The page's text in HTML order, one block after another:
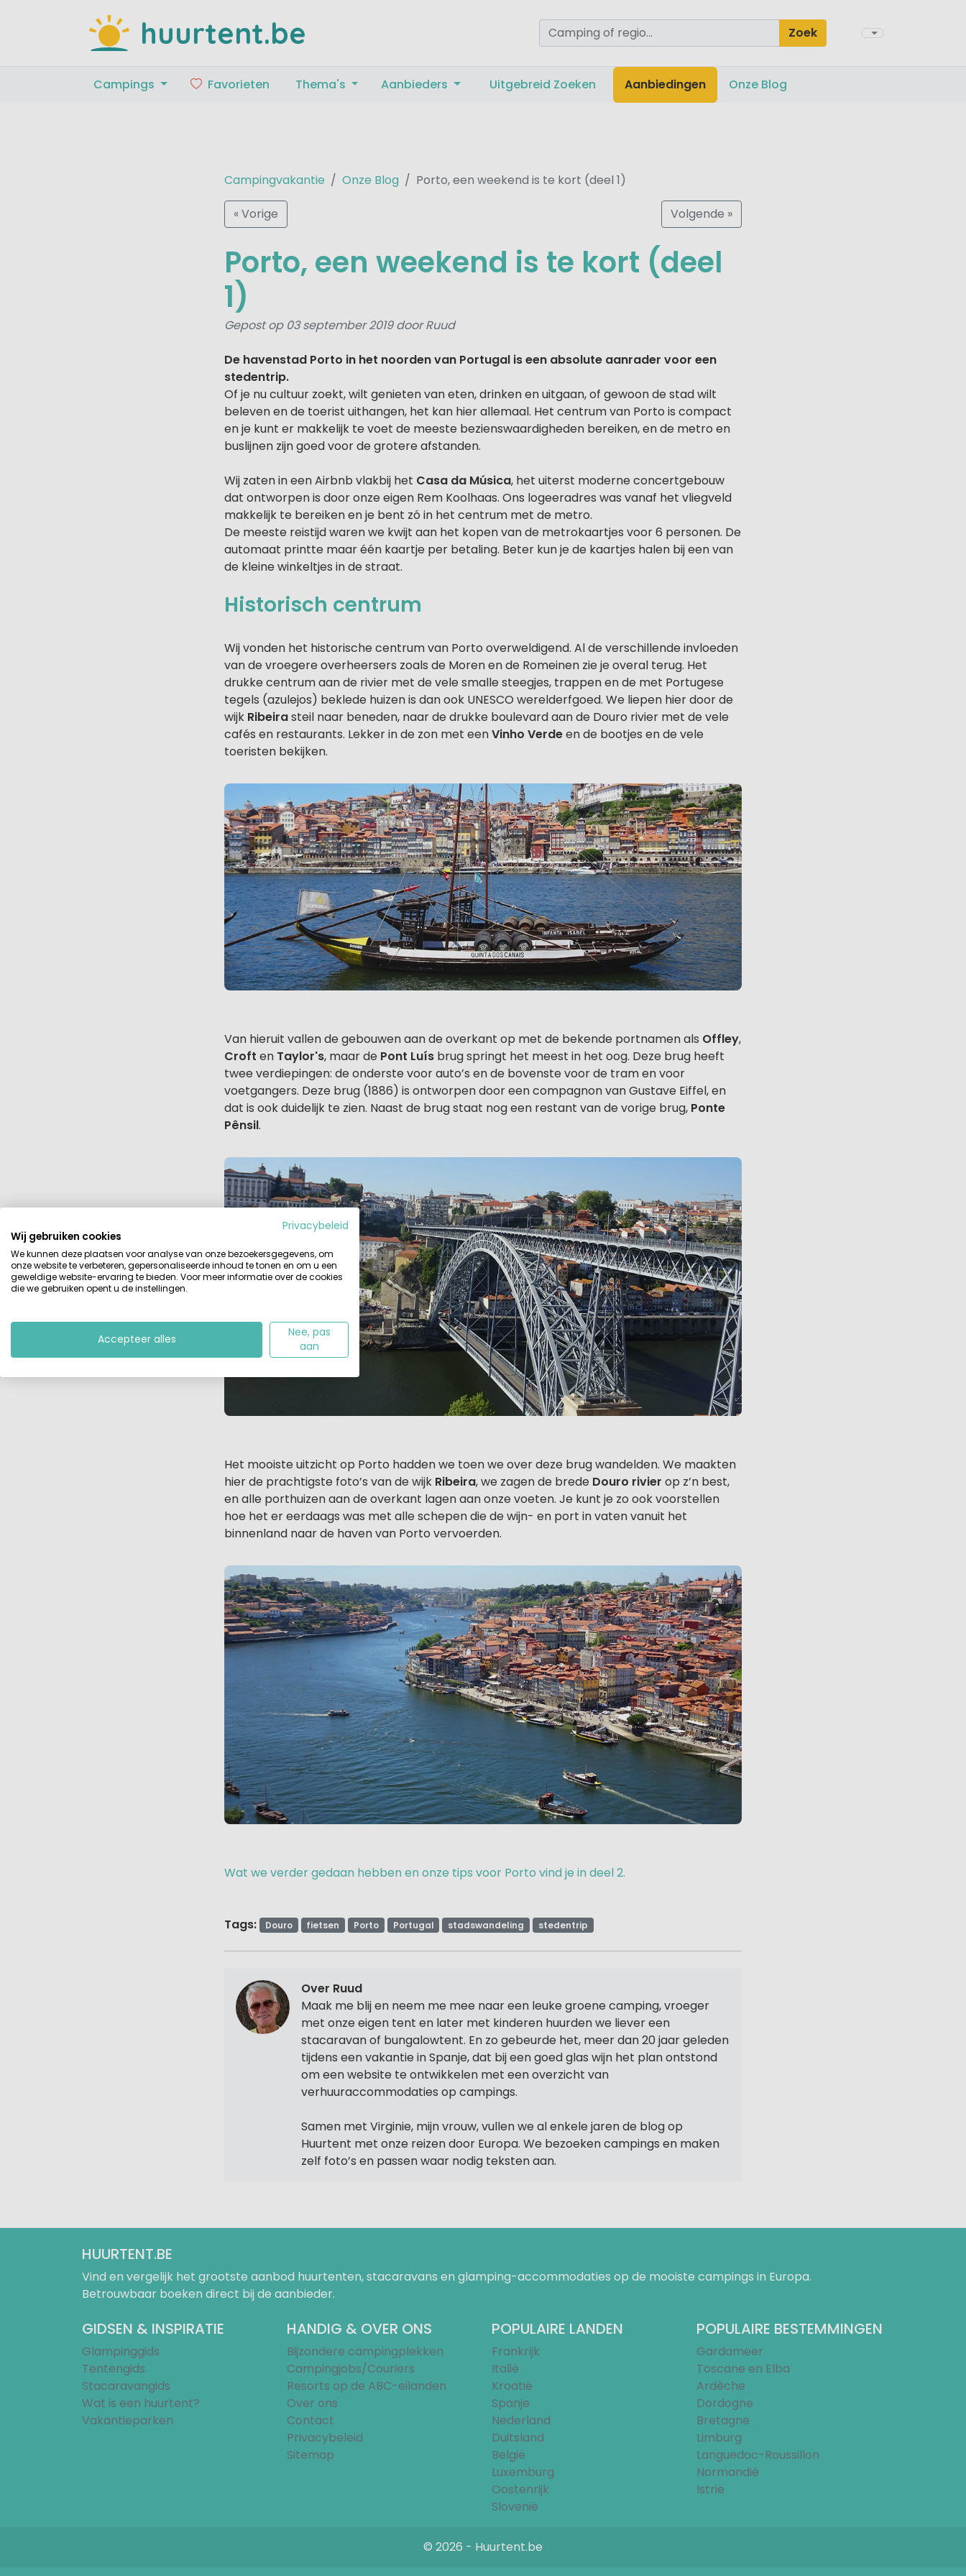
huurtent.be Zoek
Campings Favorieten Thema's Aanbieders Uitgebreid Zoeken Aanbiedingen Onze Blog
Campingvakantie Onze Blog Porto, een weekend is te kort (deel 1)
« Vorige Volgende »
Porto, een weekend is te kort (deel
1)
Gepost op 03 september 2019 door Ruud
De havenstad Porto in het noorden van Portugal is een absolute aanrader voor een
stedentrip.
Of je nu cultuur zoekt, wilt genieten van eten, drinken en uitgaan, of gewoon de stad wilt
beleven en de toerist uithangen, het kan hier allemaal. Het centrum van Porto is compact
en je kunt er makkelijk te voet de meeste bezienswaardigheden bereiken, en de metro en
buslijnen zijn goed voor de grotere afstanden.
Wij zaten in een Airbnb vlakbij het Casa da Música, het uiterst moderne concertgebouw
dat ontworpen is door onze eigen Rem Koolhaas. Ons logeeradres was vanaf het vliegveld
makkelijk te bereiken en je bent zó in het centrum met de metro.
De meeste reistijd waren we kwijt aan het kopen van de metrokaartjes voor 6 personen. De
automaat printte maar één kaartje per betaling. Beter kun je de kaartjes halen bij een van
de kleine winkeltjes in de straat.
Historisch centrum
Wij vonden het historische centrum van Porto overweldigend. Al de verschillende invloeden
van de vroegere overheersers zoals de Moren en de Romeinen zie je overal terug. Het
drukke centrum aan de rivier met de vele smalle steegjes, trappen en de met Portugese
tegels (azulejos) beklede huizen is dan ook UNESCO werelderfgoed. We liepen hier door de
wijk Ribeirasteil naar beneden, naar de drukke boulevard aan de Douro rivier met de vele
cafés en restaurants. Lekker in de zon met eenVinho Verdeen de bootjes en de vele
toeristen bekijken.
Van hieruit vallen de gebouwen aan de overkant op met de bekende portnamen als Offley,
Croft en Taylor's, maar de Pont Luís brug springt het meest in het oog. Deze brug heeft
twee verdiepingen: de onderste voor auto’s en de bovenste voor de tram en voor
voetgangers. Deze brug (1886) is ontworpen door een compagnon van Gustave Eiffel, en
dat is ook duidelijk te zien. Naast de brug staat nog een restant van de vorige brug, Ponte
Pênsil.
Het mooiste uitzicht op Porto hadden we toen we over deze brug wandelden. We maakten
hier de prachtigste foto’s van de wijk Ribeira, we zagen de brede Douro rivier op z’n best,
en alle porthuizen aan de overkant lagen aan onze voeten. Je kunt je zo ook voorstellen
hoe het er eerdaags was met alle schepen die de wijn- en port in vaten vanuit het
binnenland naar de haven van Porto vervoerden.
Wat we verder gedaan hebben en onze tips voor Porto vind je in deel 2.
Tags: Douro fietsen Porto Portugal stadswandeling stedentrip
Over Ruud
Maak me blij en neem me mee naar een leuke groene camping, vroeger
met onze eigen tent en later met kinderen huurden we liever een
stacaravan of bungalowtent. En zo gebeurde het, meer dan 20 jaar geleden
tijdens een vakantie in Spanje, dat bij een goed glas wijn het plan ontstond
om een website te ontwikkelen met een overzicht van
verhuuraccommodaties op campings.
Samen met Virginie, mijn vrouw, vullen we al enkele jaren de blog op
Huurtent met onze reizen door Europa. We bezoeken campings en maken
zelf foto’s en passen waar nodig teksten aan.
HUURTENT.BE
Vind en vergelijk het grootste aanbod huurtenten, stacaravans en glamping-accommodaties op de mooiste campings in Europa.
Betrouwbaar boeken direct bij de aanbieder.
GIDSEN & INSPIRATIE
Glampinggids
Tentengids
Stacaravangids
Wat is een huurtent?
Vakantieparken
HANDIG & OVER ONS
Bijzondere campingplekken
Campingjobs/Couriers
Resorts op de ABC-eilanden
Over ons
Contact
Privacybeleid
Sitemap
POPULAIRE LANDEN
Frankrijk
Italië
Kroatië
Spanje
Nederland
Duitsland
België
Luxemburg
Oostenrijk
Slovenië
POPULAIRE BESTEMMINGEN
Gardameer
Toscane en Elba
Ardèche
Dordogne
Bretagne
Limburg
Languedoc-Roussillon
Normandië
Istrië
© 2026 - Huurtent.be
Privacybeleid
Wij gebruiken cookies
We kunnen deze plaatsen voor analyse van onze bezoekersgegevens, om
onze website te verbeteren, gepersonaliseerde inhoud te tonen en om u een
geweldige website-ervaring te bieden. Voor meer informatie over de cookies
die we gebruiken opent u de instellingen.
Accepteer alles
Nee, pas
aan